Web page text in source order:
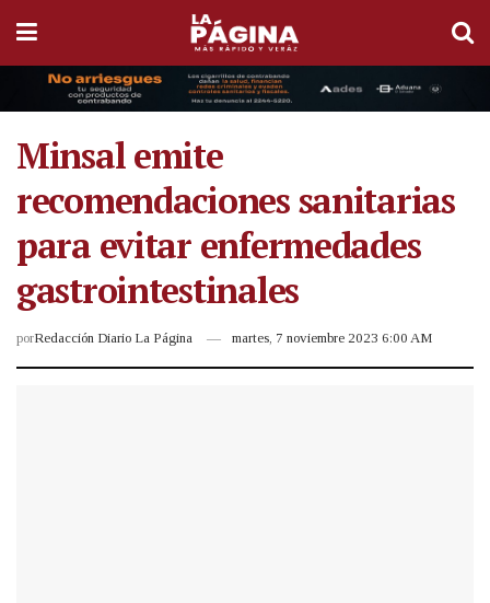
Minsal emite
recomendaciones sanitarias
para evitar enfermedades
gastrointestinales
porRedacción Diario La Página martes, 7 noviembre 2023 6:00 AM